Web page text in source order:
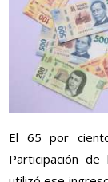
El 65 por
Participación